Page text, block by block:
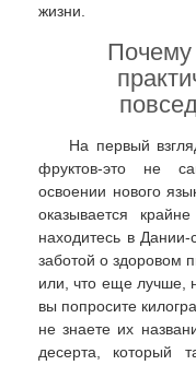
жизни.
На первый
фруктов-это не
освоении нового
оказывается
находитесь в
заботой о здоровом
или, что еще лучше,
вы попросите
не знаете их
десерта, который